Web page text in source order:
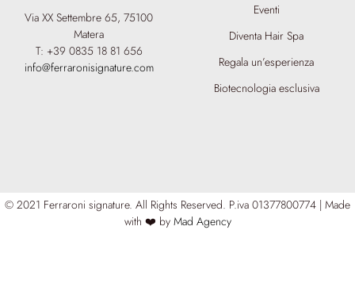
Via XX Settembre 65, 75100
Matera
T: +39 0835 18 81 656
info@ferraronisignature.com
Eventi
Diventa Hair Spa
Regala un’esperienza
Biotecnologia esclusiva
© 2021 Ferraroni signature. All Rights Reserved. P.iva 01377800774 | Made
with ❤️ by Mad Agency